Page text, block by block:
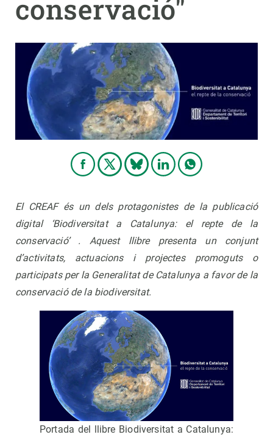
conservació"
El CREAF és un dels protagonistes de la publicació
digital ‘Biodiversitat a Catalunya: el repte de la
conservació’ . Aquest llibre presenta un conjunt
d’activitats, actuacions i projectes promoguts o
participats per la Generalitat de Catalunya a favor de la
conservació de la biodiversitat.
Portada del llibre Biodiversitat a Catalunya: